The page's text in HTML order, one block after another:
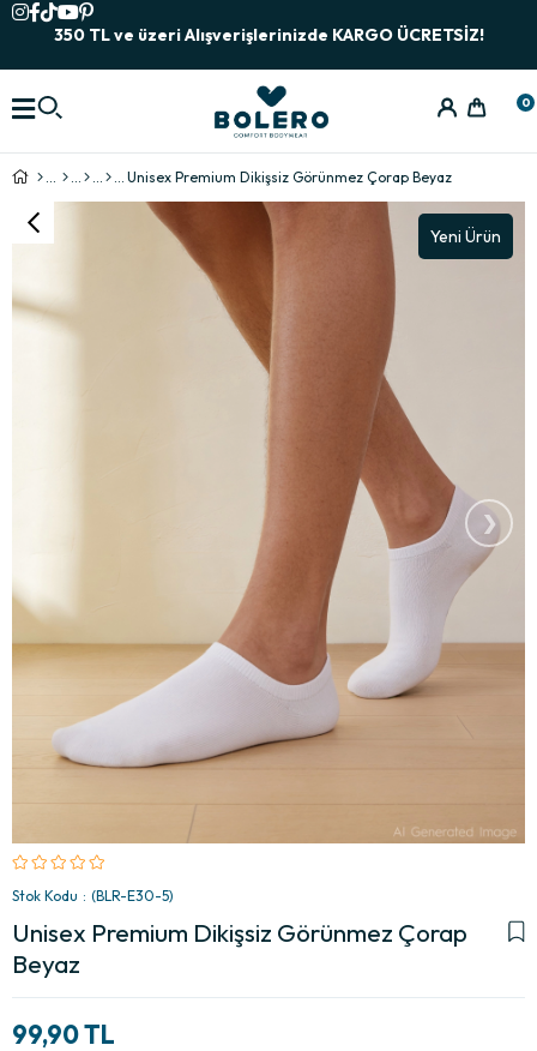
350 TL ve üzeri Alışverişlerinizde KARGO ÜCRETSİZ!
0
Unisex Premium Dikişsiz Görünmez Çorap Beyaz
›
Yeni Ürün
Stok Kodu (BLR-E30-5)
Unisex Premium Dikişsiz Görünmez Çorap
Beyaz
99,90 TL